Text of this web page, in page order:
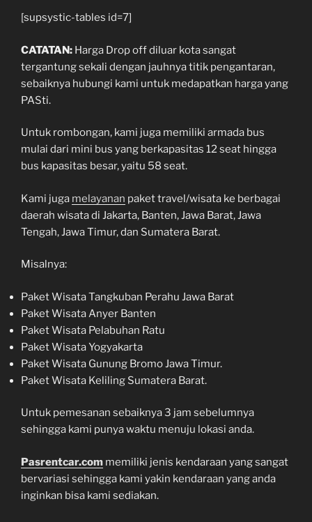
[supsystic-tables id=7]
CATATAN: Harga Drop off diluar kota sangat
tergantung sekali dengan jauhnya titik pengantaran,
sebaiknya hubungi kami untuk medapatkan harga yang
PASti.
Untuk rombongan, kami juga memiliki armada bus
mulai dari mini bus yang berkapasitas 12 seat hingga
bus kapasitas besar, yaitu 58 seat.
Kami juga melayanan paket travel/wisata ke berbagai
daerah wisata di Jakarta, Banten, Jawa Barat, Jawa
Tengah, Jawa Timur, dan Sumatera Barat.
Misalnya:
Paket Wisata Tangkuban Perahu Jawa Barat
Paket Wisata Anyer Banten
Paket Wisata Pelabuhan Ratu
Paket Wisata Yogyakarta
Paket Wisata Gunung Bromo Jawa Timur.
Paket Wisata Keliling Sumatera Barat.
Untuk pemesanan sebaiknya 3 jam sebelumnya
sehingga kami punya waktu menuju lokasi anda.
Pasrentcar.com memiliki jenis kendaraan yang sangat
bervariasi sehingga kami yakin kendaraan yang anda
inginkan bisa kami sediakan.